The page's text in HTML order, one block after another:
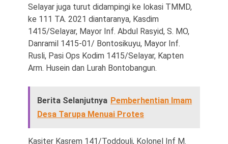
Selayar juga turut didampingi ke lokasi TMMD,
ke 111 TA. 2021 diantaranya, Kasdim
1415/Selayar, Mayor Inf. Abdul Rasyid, S. MO,
Danramil 1415-01/ Bontosikuyu, Mayor Inf.
Rusli, Pasi Ops Kodim 1415/Selayar, Kapten
Arm. Husein dan Lurah Bontobangun.
Berita Selanjutnya Pemberhentian Imam
Desa Tarupa Menuai Protes
Kasiter Kasrem 141/Toddouli, Kolonel Inf M.